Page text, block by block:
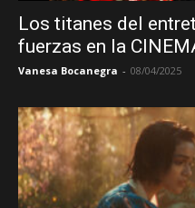
Los titanes del
fuerzas en la
Vanesa Bocanegra - 08/04/2025